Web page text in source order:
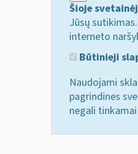
Šioje
Jūsų
interneto
Būtinieji
Naudojami
pagrindines
negali